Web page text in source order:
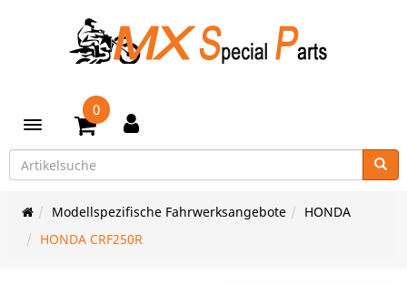
Toggle navigation
0
Modellspezifische Fahrwerksangebote
HONDA
HONDA CRF250R